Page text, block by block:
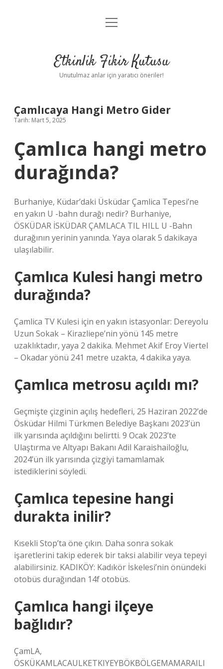
Anasayfa
Yasal Uyarı
menüyü
Etkinlik Fikir Kutusu
Unutulmaz anlar için yaratıcı öneriler!
Çamlıcaya Hangi Metro Gider
Tarih: Mart 5, 2025
Çamlıca hangi metro
durağında?
Burhaniye, Küdar’daki Üsküdar Çamlica Tepesi’ne
en yakın U -bahn durağı nedir? Burhaniye,
ÖSKÜDAR İSKÜDAR ÇAMLACA TIL HILL U -Bahn
durağının yerinin yanında. Yaya olarak 5 dakikaya
ulaşılabilir.
Çamlıca Kulesi hangi metro
durağında?
Çamlica TV Kulesi için en yakın istasyonlar: Dereyolu
Uzun Sokak – Kirazliepe’nin yönü 145 metre
uzaklıktadır, yaya 2 dakika. Mehmet Akif Eroy Viertel
– Okadar yönü 241 metre uzakta, 4 dakika yaya.
Çamlıca metrosu açıldı mı?
Geçmişte çizginin açılış hedefleri, 25 Haziran 2022’de
Ösküdar Hilmi Türkmen Belediye Başkanı 2023’ün
ilk yarısında açıldığını belirtti. 9 Ocak 2023’te
Ulaştırma ve Altyapı Bakanı Adil Karaishailoğlu,
2024’ün ilk yarısında çizgiyi tamamlamak
istediklerini söyledi.
Çamlıca tepesine hangi
durakta inilir?
Kısekli Stop’ta öne çıkın. Daha sonra sokak
işaretlerini takip ederek bir taksi alabilir veya tepeyi
alabilirsiniz. KADIKÖY: Kadıkör İskelesi’nin önündeki
otobüs durağından 14f otobüs.
Çamlıca hangi ilçeye
bağlıdır?
ÇamLA,
ÖSKÜKAMLACAULKETKIYEYBÖKBÖLGEMAMARAILI